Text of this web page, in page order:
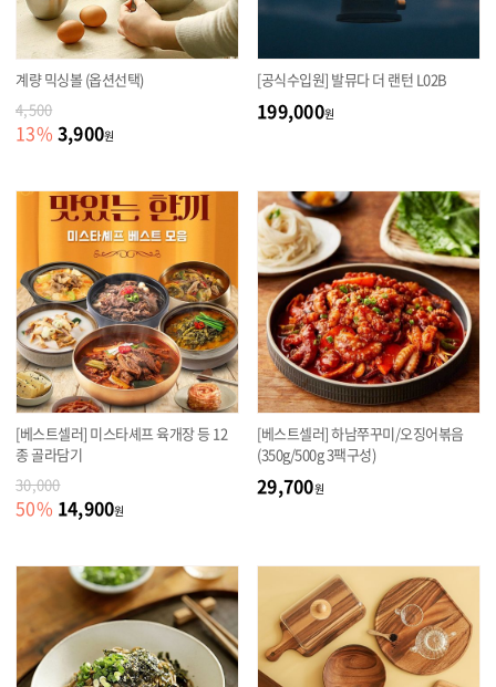
계량 믹싱볼 (옵션선택)
4,500
13% 3,900원
[공식수입원] 발뮤다 더 랜턴 L02B
199,000원
[베스트셀러] 미스타셰프 육개장 등 12
종 골라담기
30,000
50% 14,900원
[베스트셀러] 하남쭈꾸미/오징어볶음
(350g/500g 3팩구성)
29,700원